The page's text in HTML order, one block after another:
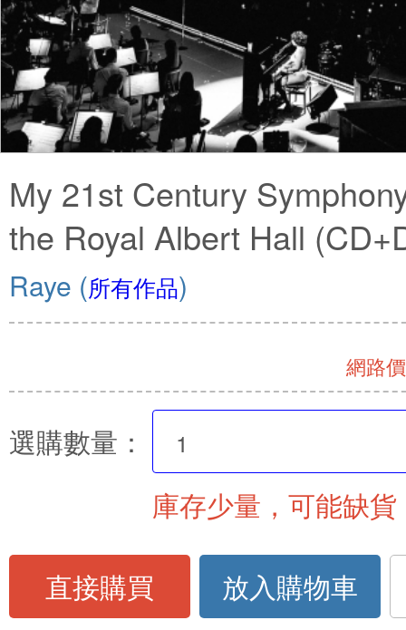
My 21st Century
the Royal Albert Hall
Raye (所有作品)
網路
選購數量：
庫存少量，可能缺貨
直接購買
放入購物車